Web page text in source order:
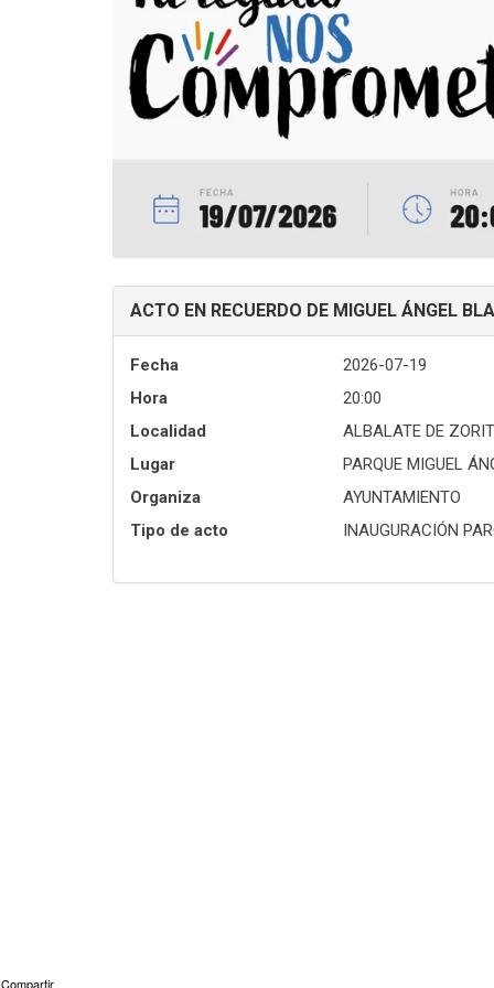
ACTO EN RECUERDO DE MIGUEL ÁNGEL
Fecha
2026-07-19
Hora
20:00
Localidad
ALBALATE DE
Lugar
PARQUE MIGUEL
Organiza
AYUNTAMIENTO
Tipo de acto
INAUGURACIÓN
Compartir